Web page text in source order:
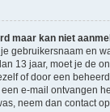
maar kan niet
gebruikersnaam en
13 jaar, moet je de
of door een
e-mail ontvangen
neem dan contact